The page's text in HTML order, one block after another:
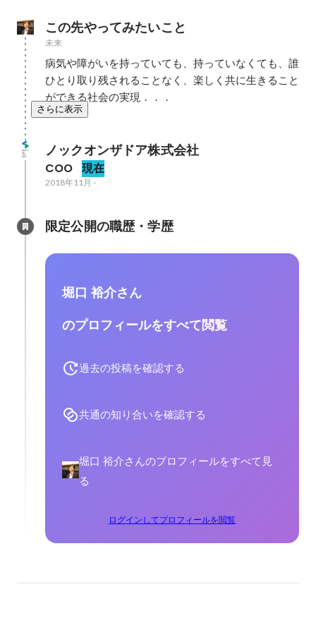
この先やってみたいこと
未来
病気や障がいを持っていても、持っていなくても、誰
ひとり取り残されることなく、楽しく共に生きること
ができる社会の実現．．．
さらに表示
ノックオンザドア株式会社
COO 現在
2018年11月 -
限定公開の職歴・学歴
堀口 裕介さん
のプロフィールをすべて閲覧
過去の投稿を確認する
共通の知り合いを確認する
堀口 裕介さんのプロフィールをすべて見
る
ログインしてプロフィールを閲覧